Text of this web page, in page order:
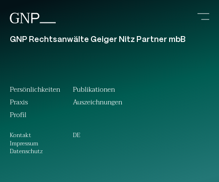
GNP Rechtsanwälte Geiger Nitz Partner mbB
Persönlichkeiten
Praxis
Profil
Kontakt
Impressum
Datenschutz
Publikationen
Auszeichnungen
DE